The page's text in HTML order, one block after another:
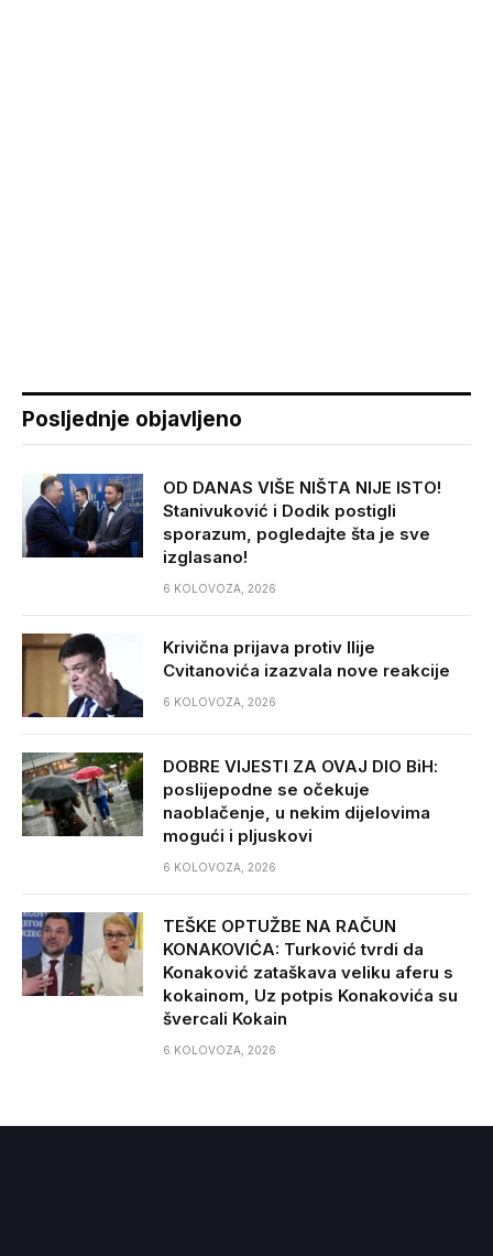
Posljednje objavljeno
OD DANAS VIŠE NIŠTA NIJE ISTO!
Stanivuković i Dodik postigli
sporazum, pogledajte šta je sve
izglasano!
6 KOLOVOZA, 2026
Krivična prijava protiv Ilije
Cvitanovića izazvala nove reakcije
6 KOLOVOZA, 2026
DOBRE VIJESTI ZA OVAJ DIO BiH:
poslijepodne se očekuje
naoblačenje, u nekim dijelovima
mogući i pljuskovi
6 KOLOVOZA, 2026
TEŠKE OPTUŽBE NA RAČUN
KONAKOVIĆA: Turković tvrdi da
Konaković zataškava veliku aferu s
kokainom, Uz potpis Konakovića su
švercali Kokain
6 KOLOVOZA, 2026